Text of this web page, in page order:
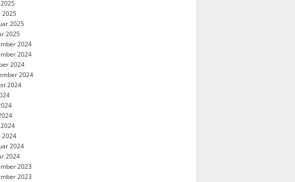
2025
2025
2025
2024
2024
2024
2024
2024
2024
2024
2024
2023
2023